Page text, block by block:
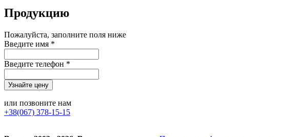
Продукцию
Пожалуйста, заполните поля ниже
Введите имя *
Введите телефон *
или позвоните нам
+38(067) 378-15-15